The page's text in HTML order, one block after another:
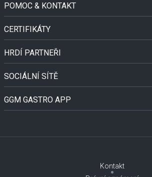
POMOC & KONTAKT
CERTIFIKÁTY
HRDÍ PARTNEŘI
SOCIÁLNÍ SÍTĚ
GGM GASTRO APP
Kontakt